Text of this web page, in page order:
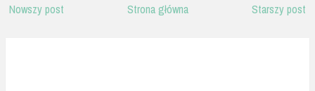
Nowszy post Starszy post
Strona główna